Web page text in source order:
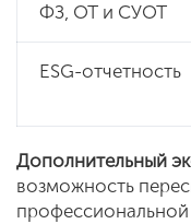
ФЗ, ОТ и СУОТ
ESG-отчетность
Дополнительный
возможность
профессиональной